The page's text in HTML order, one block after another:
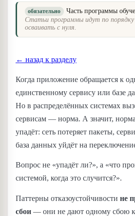
обязательно Часть программы
Статьи программы идут по
осваивать с нуля.
← назад к разделу
Когда приложение обращается к
единственному сервису или базе
Но в распределённых системах
сервисам — норма. А значит,
упадёт: сеть потеряет пакеты,
база данных уйдёт на
Вопрос не «упадёт ли?», а «что
системой, когда это случится?».
Паттерны отказоустойчивости не
сбои — они не дают одному сбою